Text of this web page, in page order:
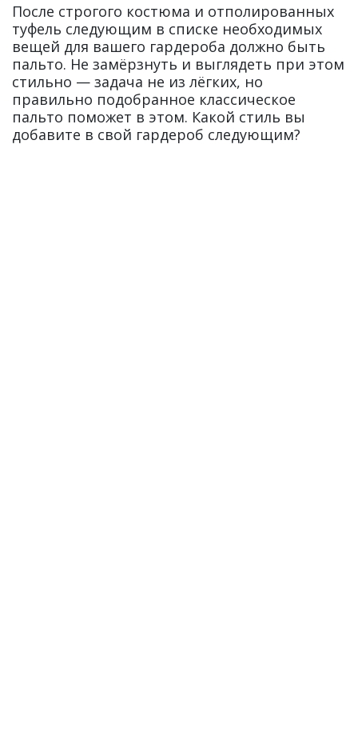
После строгого костюма и отполированных
туфель следующим в списке необходимых
вещей для вашего гардероба должно быть
пальто. Не замёрзнуть и выглядеть при этом
стильно — задача не из лёгких, но
правильно подобранное классическое
пальто поможет в этом. Какой стиль вы
добавите в свой гардероб следующим?